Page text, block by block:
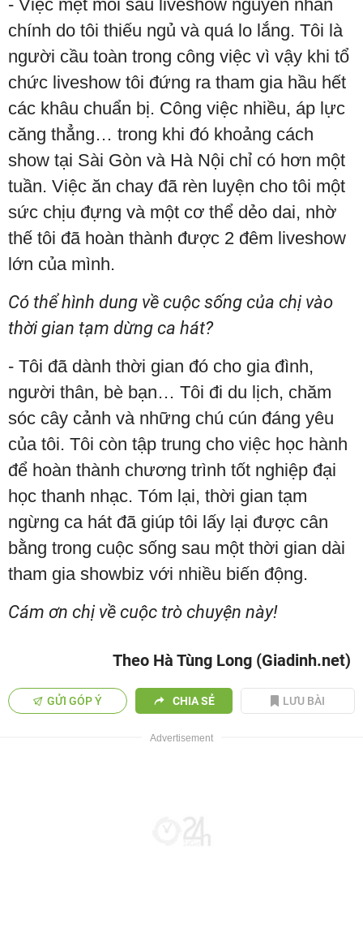
- Việc mệt mỏi sau liveshow nguyên nhân
chính do tôi thiếu ngủ và quá lo lắng. Tôi là
người cầu toàn trong công việc vì vậy khi tổ
chức liveshow tôi đứng ra tham gia hầu hết
các khâu chuẩn bị. Công việc nhiều, áp lực
căng thẳng… trong khi đó khoảng cách
show tại Sài Gòn và Hà Nội chỉ có hơn một
tuần. Việc ăn chay đã rèn luyện cho tôi một
sức chịu đựng và một cơ thể dẻo dai, nhờ
thế tôi đã hoàn thành được 2 đêm liveshow
lớn của mình.
Có thể hình dung về cuộc sống của chị vào
thời gian tạm dừng ca hát?
- Tôi đã dành thời gian đó cho gia đình,
người thân, bè bạn… Tôi đi du lịch, chăm
sóc cây cảnh và những chú cún đáng yêu
của tôi. Tôi còn tập trung cho việc học hành
để hoàn thành chương trình tốt nghiệp đại
học thanh nhạc. Tóm lại, thời gian tạm
ngừng ca hát đã giúp tôi lấy lại được cân
bằng trong cuộc sống sau một thời gian dài
tham gia showbiz với nhiều biến động.
Cám ơn chị về cuộc trò chuyện này!
Theo Hà Tùng Long (Giadinh.net)
GỬI GÓP Ý CHIA SẺ LƯU BÀI